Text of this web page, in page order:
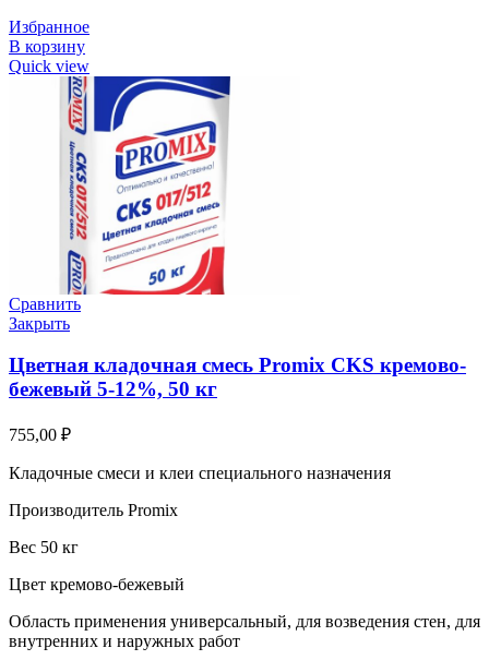
Избранное
В корзину
Quick view
Сравнить
Закрыть
Цветная кладочная смесь Promix CKS кремово-
бежевый 5-12%, 50 кг
755,00 ₽
Кладочные смеси и клеи специального назначения
Производитель Promix
Вес 50 кг
Цвет кремово-бежевый
Область применения универсальный, для возведения стен, для
внутренних и наружных работ